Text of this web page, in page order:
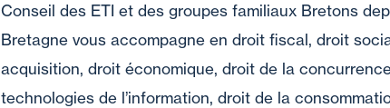
Conseil des ETI et des groupes familiaux Bretons
Bretagne vous accompagne en droit fiscal, droit
acquisition, droit économique, droit de la
technologies de l’information, droit de la